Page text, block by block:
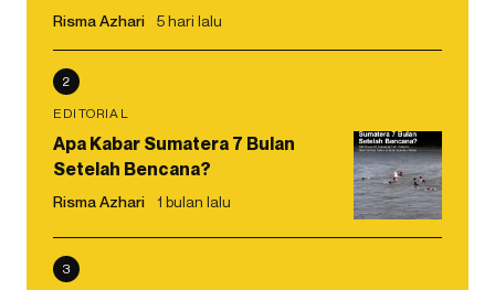
Risma Azhari 5 hari lalu
2
EDITORIAL
Apa Kabar Sumatera 7 Bulan
Setelah Bencana?
Risma Azhari 1 bulan lalu
3